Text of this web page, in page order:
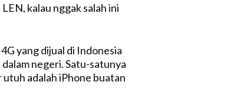
kalau nggak salah ini
yang dijual di Indonesia
negeri. Satu-satunya
adalah iPhone buatan